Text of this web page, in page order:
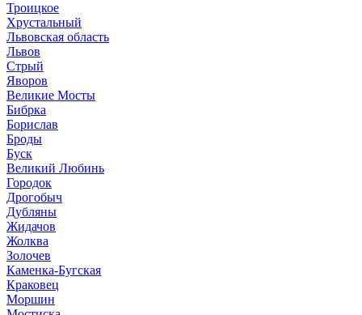
Троицкое
Хрустальный
Львовская область
Львов
Стрый
Яворов
Великие Мосты
Бибрка
Борислав
Броды
Буск
Великий Любинь
Городок
Дрогобыч
Дубляны
Жидачов
Жолква
Золочев
Каменка-Бугская
Краковец
Моршин